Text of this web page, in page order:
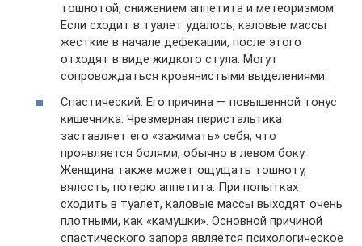
тошнотой, снижением аппетита и метеоризмом.
Если сходит в туалет удалось, каловые массы
жесткие в начале дефекации, после этого
отходят в виде жидкого стула. Могут
сопровождаться кровянистыми выделениями.
Спастический. Его причина — повышенной тонус
кишечника. Чрезмерная перистальтика
заставляет его «зажимать» себя, что
проявляется болями, обычно в левом боку.
Женщина также может ощущать тошноту,
вялость, потерю аппетита. При попытках
сходить в туалет, каловые массы выходят очень
плотными, как «камушки». Основной причиной
спастического запора является психологическое